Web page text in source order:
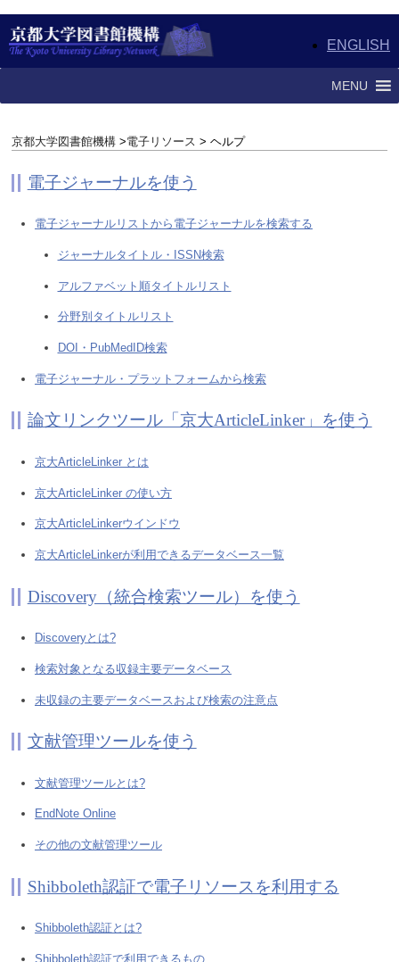
ENGLISH
MENU
京都大学図書館機構 >電子リソース > ヘルプ
電子ジャーナルを使う
電子ジャーナルリストから電子ジャーナルを検索する
ジャーナルタイトル・ISSN検索
アルファベット順タイトルリスト
分野別タイトルリスト
DOI・PubMedID検索
電子ジャーナル・プラットフォームから検索
論文リンクツール「京大ArticleLinker」を使う
京大ArticleLinker とは
京大ArticleLinker の使い方
京大ArticleLinkerウインドウ
京大ArticleLinkerが利用できるデータベース一覧
Discovery（統合検索ツール）を使う
Discoveryとは?
検索対象となる収録主要データベース
未収録の主要データベースおよび検索の注意点
文献管理ツールを使う
文献管理ツールとは?
EndNote Online
その他の文献管理ツール
Shibboleth認証で電子リソースを利用する
Shibboleth認証とは?
Shibboleth認証で利用できるもの